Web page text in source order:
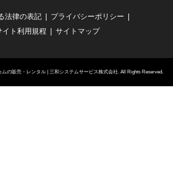
法律の表記
プライバシーポリシー
イト利用規程
サイトマップ
ムの販売・レンタル | 三和システムサービス株式会社. All Rights Reserved.